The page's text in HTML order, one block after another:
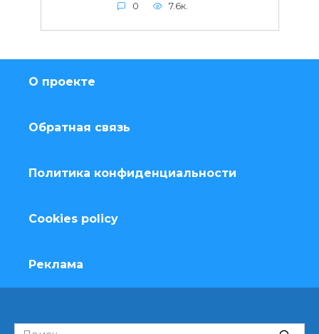
0 7.6к.
О проекте
Обратная связь
Политика конфиденциальности
Cookies policy
Реклама
Search